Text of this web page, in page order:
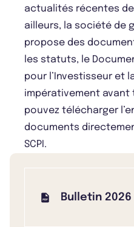
actualités récentes de
ailleurs, la société de
propose des
les statuts, le
pour l’Investisseur et
impérativement avant
pouvez télécharger
documents
SCPI.
Bulletin 2026